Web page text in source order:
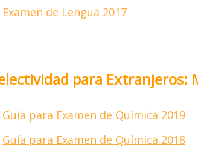
Examen de Lengua 2017
para Extranjeros:
Guía para Examen de Química 2019
Guía para Examen de Química 2018
Para aquellos